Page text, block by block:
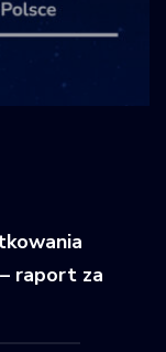
raport za